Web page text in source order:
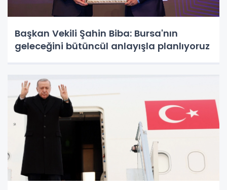
Başkan Vekili Şahin Biba: Bursa'nın
geleceğini bütüncül anlayışla planlıyoruz